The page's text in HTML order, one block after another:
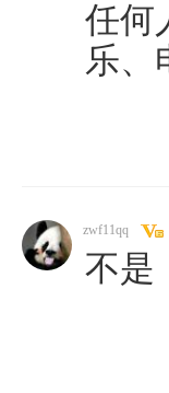
任何
乐、
zwf11qq
不是